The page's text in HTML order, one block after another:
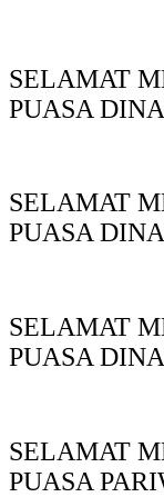
SELAMAT
PUASA
SELAMAT
PUASA
SELAMAT
PUASA
SELAMAT
PUASA